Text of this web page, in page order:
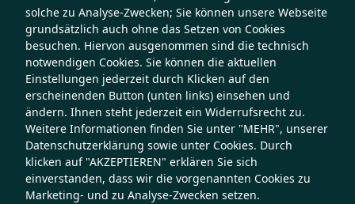
solche zu Analyse-Zwecken; Sie können unsere Webseite
grundsätzlich auch ohne das Setzen von Cookies
besuchen. Hiervon ausgenommen sind die technisch
notwendigen Cookies. Sie können die aktuellen
Einstellungen jederzeit durch Klicken auf den
erscheinenden Button (unten links) einsehen und
ändern. Ihnen steht jederzeit ein Widerrufsrecht zu.
Weitere Informationen finden Sie unter "MEHR", unserer
Datenschutzerklärung sowie unter Cookies. Durch
klicken auf "AKZEPTIEREN" erklären Sie sich
einverstanden, dass wir die vorgenannten Cookies zu
Marketing- und zu Analyse-Zwecken setzen.